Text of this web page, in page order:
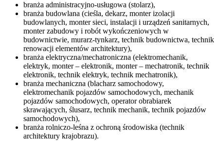
branża administracyjno-usługowa (stolarz),
branża budowlana (cieśla, dekarz, monter izolacji
budowlanych, monter sieci, instalacji i urządzeń sanitarnych,
monter zabudowy i robót wykończeniowych w
budownictwie, murarz-tynkarz, technik budownictwa, technik
renowacji elementów architektury),
branża elektryczna/mechatroniczna (elektromechanik,
elektryk, monter – elektronik, monter – mechatronik, technik
elektronik, technik elektryk, technik mechatronik),
branża mechaniczna (blacharz samochodowy,
elektromechanik pojazdów samochodowych, mechanik
pojazdów samochodowych, operator obrabiarek
skrawających, ślusarz, technik mechanik, technik pojazdów
samochodowych),
branża rolniczo-leśna z ochroną środowiska (technik
architektury krajobrazu).